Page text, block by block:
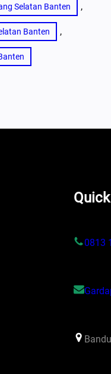
Selatan Banten ,
Banten ,
0813